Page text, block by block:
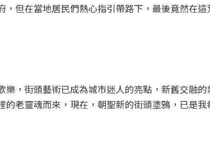
但在當地居民們熱心指引帶路下，最後竟然在這
樂，街頭藝術已成為城市迷人的亮點，新舊交融
的老靈魂而來，現在，朝聖新的街頭塗鴉，已是